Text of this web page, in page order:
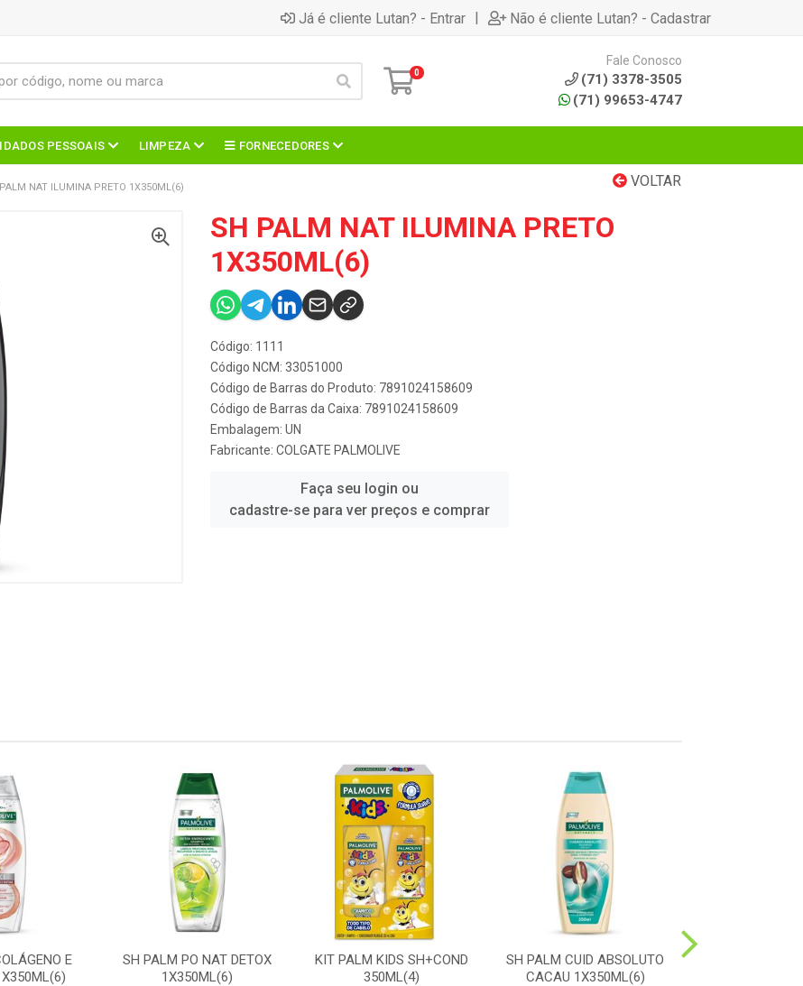
Já é cliente Lutan? - Entrar | Não é cliente Lutan? - Cadastrar
0
Fale Conosco
(71) 3378-3505
(71) 99653-4747
PESSOAIS LIMPEZA FORNECEDORES
VOLTAR
NAT ILUMINA PRETO 1X350ML(6)
SH PALM NAT ILUMINA PRETO
1X350ML(6)
Código: 1111
Código NCM: 33051000
Código de Barras do Produto: 7891024158609
Código de Barras da Caixa: 7891024158609
Embalagem: UN
Fabricante: COLGATE PALMOLIVE
Faça seu login ou
cadastre-se para ver preços e comprar
E
SH PALM PO NAT DETOX
1X350ML(6)
KIT PALM KIDS SH+COND
350ML(4)
SH PALM CUID ABSOLUTO
CACAU 1X350ML(6)